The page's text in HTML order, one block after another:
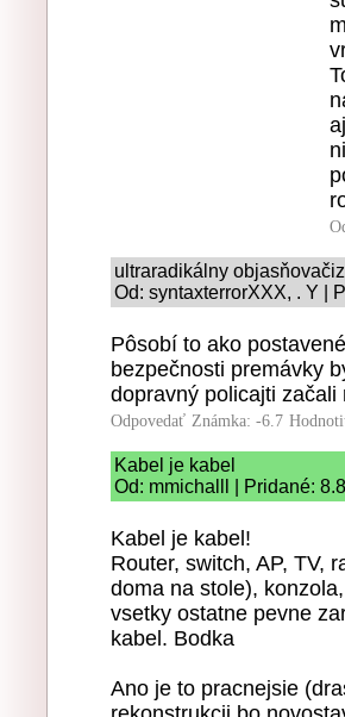
ultraradikálny
Od: syntaxterrorXXX, . Y |
Pôsobí to ako
bezpečnosti premávky
dopravný policajti
Odpovedať Známka: -6.7
Kabel je kabel
Od: mmichalll | Pridané:
Kabel je kabel!
Router, switch, AP, TV,
doma na stole),
vsetky ostatne pevne
kabel. Bodka
Ano je to pracnejsie